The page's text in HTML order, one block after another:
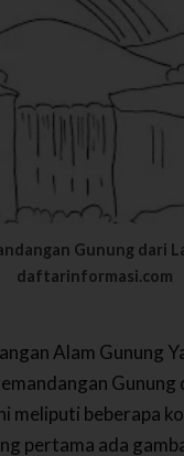
Gunung dari
daftarinformasi.com
Alam Gunung
Gunung
meliputi beberapa
pertama ada